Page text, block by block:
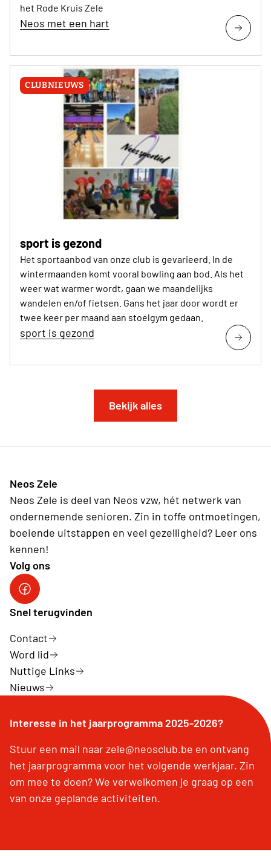
het Rode Kruis Zele
Neos met een hart
CLUBNIEUWS
sport is gezond
Het sportaanbod van onze club is gevarieerd. In de
wintermaanden komt vooral bowling aan bod. Als het
weer wat warmer wordt, gaan we maandelijks
wandelen en/of fietsen. Gans het jaar door wordt er
twee keer per maand aan stoelgym gedaan.
sport is gezond
Bekijk alles
Neos Zele
Neos Zele is deel van Neos vzw, hét netwerk van
ondernemende senioren. Zin in toffe ontmoetingen,
boeiende uitstappen en veel gezelligheid? Leer ons
kennen!
Volg ons
Link facebook
Snel terugvinden
Contact
Word lid
Nuttige Links
Nieuws
Interesse in het jaarprogramma 2025-2026?
Stuur een mail naar zele@neosclub.be en ontvang
het jaarprogramma voor het volgende werkjaar. Zin
om mee te doen? We verwelkomen je graag op een
van onze geplande activiteiten.